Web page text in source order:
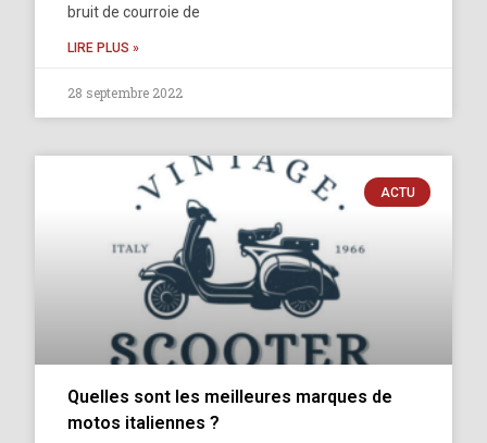
bruit de courroie de
LIRE PLUS »
28 septembre 2022
ACTU
Quelles sont les meilleures marques de
motos italiennes ?